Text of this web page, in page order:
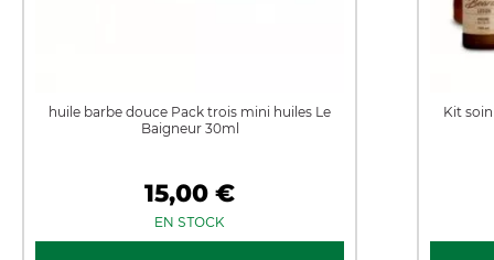
huile barbe douce Pack trois mini huiles Le
Baigneur 30ml
15,00 €
EN STOCK
Kit